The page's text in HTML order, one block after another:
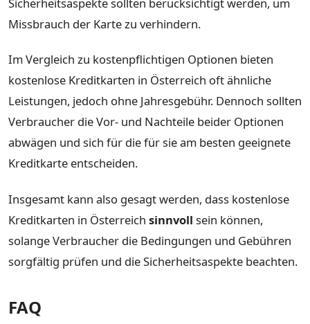
Missbrauch der Karte zu verhindern.
Im Vergleich zu kostenpflichtigen Optionen bieten
kostenlose Kreditkarten in Österreich oft ähnliche
Leistungen, jedoch ohne Jahresgebühr. Dennoch sollten
Verbraucher die Vor- und Nachteile beider Optionen
abwägen und sich für die für sie am besten geeignete
Kreditkarte entscheiden.
Insgesamt kann also gesagt werden, dass kostenlose
Kreditkarten in Österreich sinnvoll sein können,
solange Verbraucher die Bedingungen und Gebühren
sorgfältig prüfen und die Sicherheitsaspekte beachten.
FAQ